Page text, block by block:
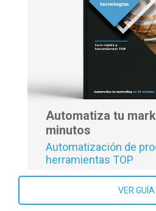
Automatiza tu
minutos
Automatización de
herramientas TOP
VER GUÍA